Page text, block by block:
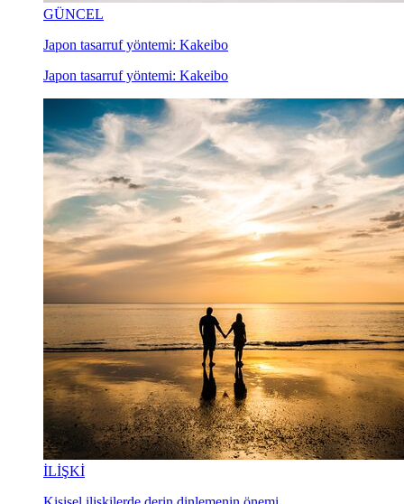
GÜNCEL
Japon tasarruf yöntemi: Kakeibo
Japon tasarruf yöntemi: Kakeibo
İLİŞKİ